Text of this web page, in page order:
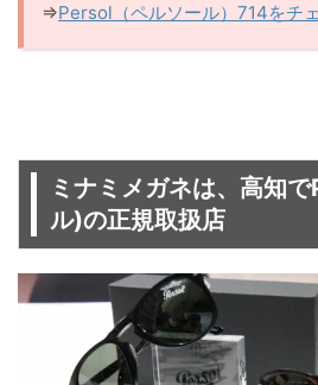
⇒Persol（ペルソール）714をチ
ミナミメガネは、高知
ル)の正規取扱店